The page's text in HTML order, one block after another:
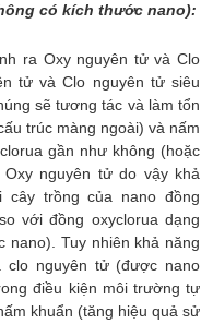
có kích thước nano):
ra Oxy nguyên tử và Clo
tử và Clo nguyên tử siêu
sẽ tương tác và làm tổn
trúc màng ngoài) và nấm
gần như không (hoặc
nguyên tử do vậy khả
cây trồng của nano đồng
với đồng oxyclorua dạng
nano). Tuy nhiên khả năng
clo nguyên tử (được nano
điều kiện môi trường tự
khuẩn (tăng hiệu quả sử